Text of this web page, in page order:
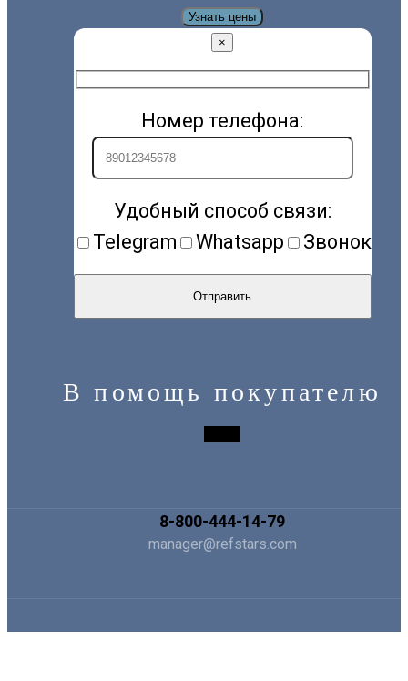
Узнать цены
×
Номер телефона:
Удобный способ связи:
Telegram
Whatsapp Звонок
В помощь покупателю
8-800-444-14-79
manager@refstars.com